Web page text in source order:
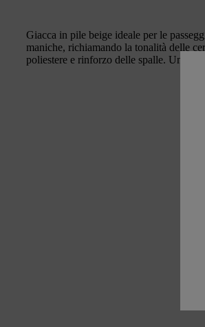
Giacca in pile beige ideale per le
maniche, richiamando la tonalità delle
poliestere e rinforzo delle spalle.